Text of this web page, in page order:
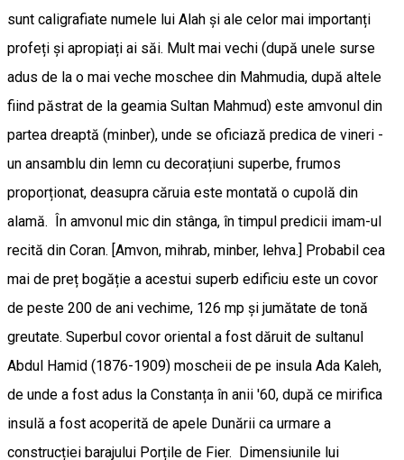
sunt caligrafiate numele lui Alah și ale celor mai importanți
profeți și apropiați ai săi. Mult mai vechi (după unele surse
adus de la o mai veche moschee din Mahmudia, după altele
fiind păstrat de la geamia Sultan Mahmud) este amvonul din
partea dreaptă (minber), unde se oficiază predica de vineri -
un ansamblu din lemn cu decorațiuni superbe, frumos
proporționat, deasupra căruia este montată o cupolă din
alamă. În amvonul mic din stânga, în timpul predicii imam-ul
recită din Coran. [Amvon, mihrab, minber, lehva.] Probabil cea
mai de preț bogăție a acestui superb edificiu este un covor
de peste 200 de ani vechime, 126 mp și jumătate de tonă
greutate. Superbul covor oriental a fost dăruit de sultanul
Abdul Hamid (1876-1909) moscheii de pe insula Ada Kaleh,
de unde a fost adus la Constanța în anii '60, după ce mirifica
insulă a fost acoperită de apele Dunării ca urmare a
construcției barajului Porțile de Fier. Dimensiunile lui